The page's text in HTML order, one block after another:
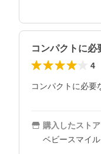
コンパクトに
4
コンパクトに必要
購入したストア
ベビースマイ